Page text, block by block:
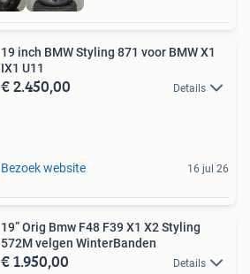
19 inch BMW Styling 871 voor BMW X1
IX1 U11
€ 2.450,00 Details
Bezoek website 16 jul 26
19” Orig Bmw F48 F39 X1 X2 Styling
572M velgen WinterBanden
€ 1.950,00 Details